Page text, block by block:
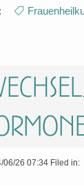
06/26 07:34 Filed in: